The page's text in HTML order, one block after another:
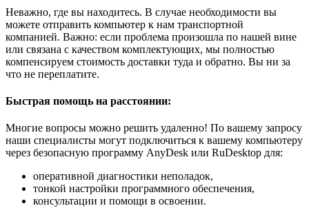
Неважно, где вы находитесь. В случае необходимости вы
можете отправить компьютер к нам транспортной
компанией. Важно: если проблема произошла по нашей вине
или связана с качеством комплектующих, мы полностью
компенсируем стоимость доставки туда и обратно. Вы ни за
что не переплатите.
Быстрая помощь на расстоянии:
Многие вопросы можно решить удаленно! По вашему запросу
наши специалисты могут подключиться к вашему компьютеру
через безопасную программу AnyDesk или RuDesktop для:
оперативной диагностики неполадок,
тонкой настройки программного обеспечения,
консультации и помощи в освоении.